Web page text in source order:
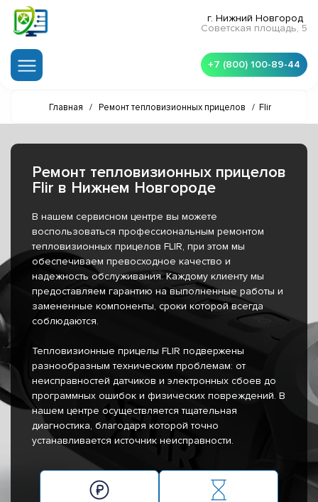
г. Нижний Новгород
Советская площадь, 5
+7 (800) 100-89-44
Главная / Ремонт тепловизионных прицелов / Flir
Ремонт тепловизионных прицелов
Flir в Нижнем Новгороде
В нашем сервисном центре вы можете
воспользоваться профессиональным ремонтом
тепловизионных прицелов FLIR, при этом мы
обеспечиваем превосходное качество и
надежность обслуживания. Каждому клиенту мы
предоставляем гарантию на выполненные работы и
замененные компоненты, сроки которой всегда
соблюдаются.
Тепловизионные прицелы FLIR подвержены
разнообразным техническим проблемам: от
неисправностей датчиков и электронных сбоев до
программных ошибок и физических повреждений. В
нашем центре осуществляется тщательная
диагностика, благодаря которой точно
устанавливается источник неисправности.